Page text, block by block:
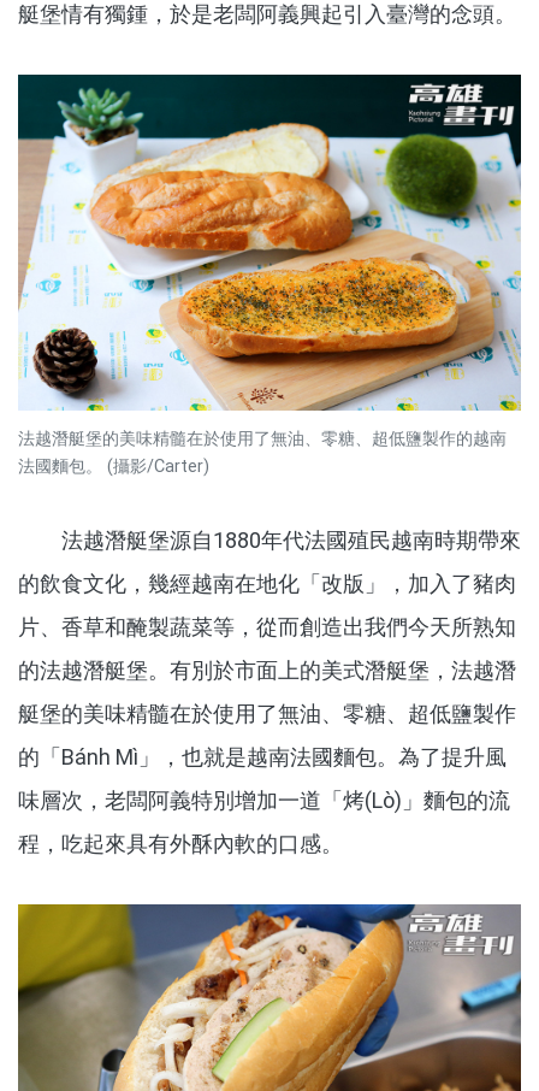
艇堡情有獨鍾，於是老闆阿義興起引入臺灣的念頭。
法越潛艇堡的美味精髓在於使用了無油、零糖、超低鹽製作的越南
法國麵包。 (攝影/Carter)
法越潛艇堡源自1880年代法國殖民越南時期帶來
的飲食文化，幾經越南在地化「改版」，加入了豬肉
片、香草和醃製蔬菜等，從而創造出我們今天所熟知
的法越潛艇堡。有別於市面上的美式潛艇堡，法越潛
艇堡的美味精髓在於使用了無油、零糖、超低鹽製作
的「Bánh Mì」，也就是越南法國麵包。為了提升風
味層次，老闆阿義特別增加一道「烤(Lò)」麵包的流
程，吃起來具有外酥內軟的口感。